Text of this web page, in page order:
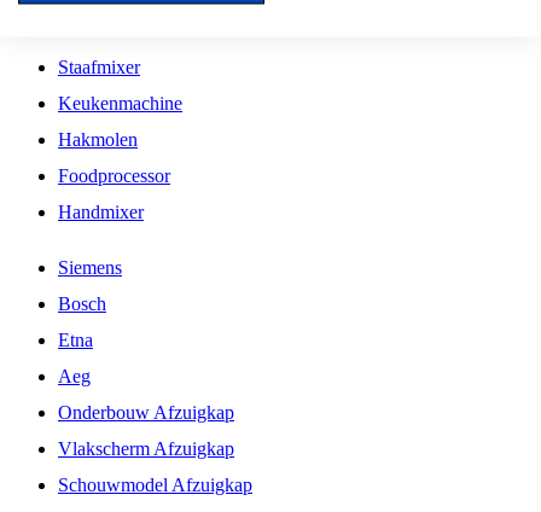
Kookplaat Accessoires
Staafmixer
Keukenmachine
Hakmolen
Foodprocessor
Handmixer
Siemens
Bosch
Etna
Aeg
Onderbouw Afzuigkap
Vlakscherm Afzuigkap
Schouwmodel Afzuigkap